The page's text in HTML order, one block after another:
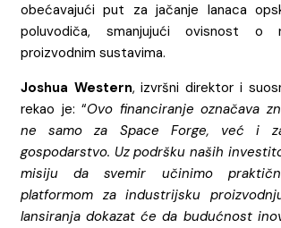
obećavajući put za jačanje lanaca
poluvodiča, smanjujući ovisnost o
proizvodnim sustavima.
Joshua Western, izvršni direktor i
rekao je: “Ovo financiranje označava
ne samo za Space Forge, već i
gospodarstvo. Uz podršku naših
misiju da svemir učinimo
platformom za industrijsku
lansiranja dokazat će da budućnost